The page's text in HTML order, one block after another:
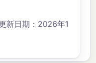
新日期：2026年1